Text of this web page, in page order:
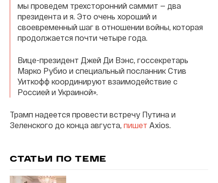
мы проведем трехсторонний саммит — два
президента и я. Это очень хороший и
своевременный шаг в отношении войны, которая
продолжается почти четыре года.
Вице-президент Джей Ди Вэнс, госсекретарь
Марко Рубио и специальный посланник Стив
Уиткофф координируют взаимодействие с
Россией и Украиной».
Трамп надеется провести встречу Путина и
Зеленского до конца августа, пишет Axios.
СТАТЬИ ПО ТЕМЕ